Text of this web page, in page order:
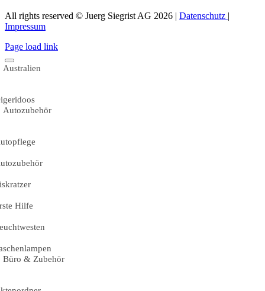
All rights reserved © Juerg Siegrist AG 2026 | Datenschutz |
Impressum
Page load link
Australien
Autozubehör
Hilfe
Büro & Zubehör